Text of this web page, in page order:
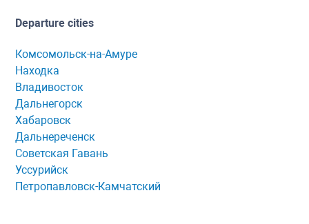
Departure cities
Комсомольск-на-Амуре
Находка
Владивосток
Дальнегорск
Хабаровск
Дальнереченск
Советская Гавань
Уссурийск
Петропавловск-Камчатский